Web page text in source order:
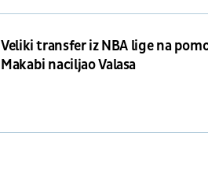
Veliki transfer iz NBA lige na
Makabi naciljao Valasa